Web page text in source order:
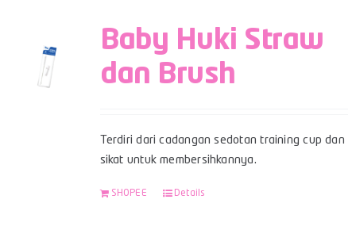
Baby Huki Straw
dan Brush
Terdiri dari cadangan sedotan training cup dan
sikat untuk membersihkannya.
SHOPEE Details